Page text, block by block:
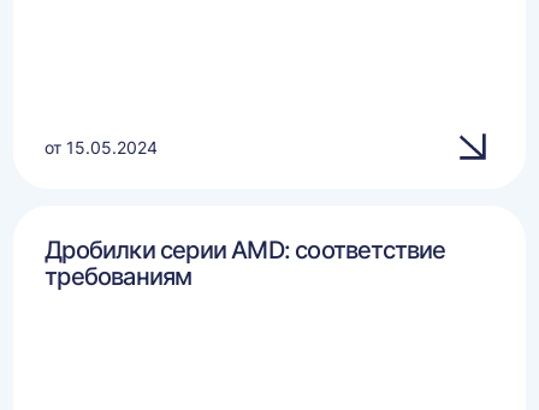
от 15.05.2024
Дробилки серии AMD: соответствие
требованиям